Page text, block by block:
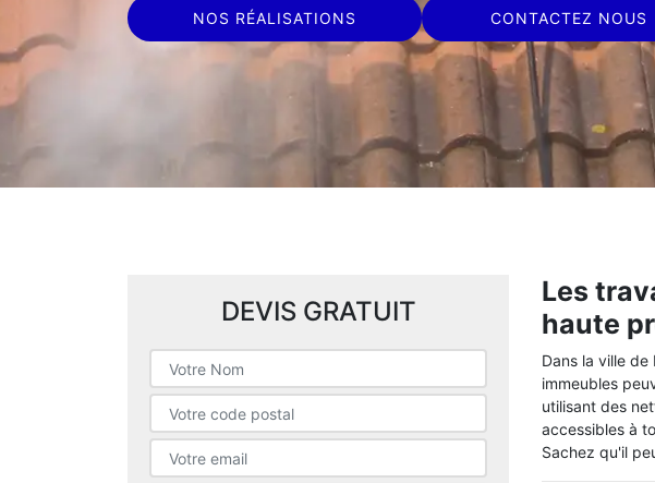
NOS RÉALISATIONS CONTACTEZ NOUS
DEVIS GRATUIT
Les
haute
Dans la ville
immeubles
utilisant des
accessibles à
Sachez qu'il